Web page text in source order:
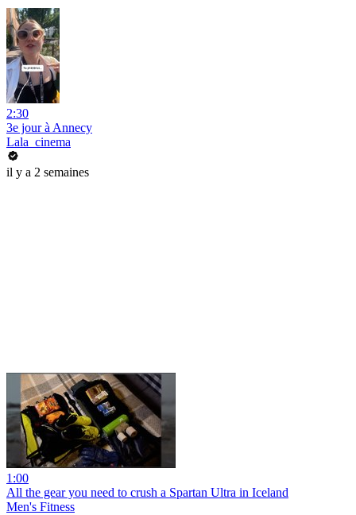
2:30
3e jour à Annecy
Lala_cinema
il y a 2 semaines
1:00
All the gear you need to crush a Spartan Ultra in Iceland
Men's Fitness